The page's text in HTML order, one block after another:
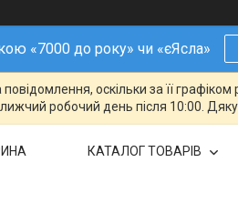
«7000 до року» чи «єЯсла»
оскільки за її
робочий день після 10:00.
КАТАЛОГ ТОВАРІВ